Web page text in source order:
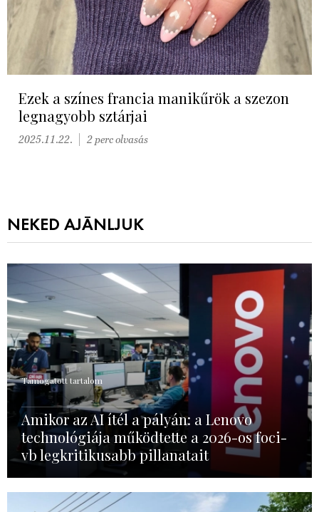
Ezek a színes francia manikűrök a szezon
legnagyobb sztárjai
2025.11.22. 2 perc olvasás
NEKED AJÁNLJUK
Támogatott tartalom
Amikor az AI ítél a pályán: a Lenovo
technológiája működtette a 2026-os foci-
vb legkritikusabb pillanatait